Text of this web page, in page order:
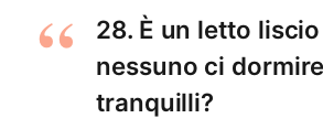
28. È un letto
nessuno ci
tranquilli?